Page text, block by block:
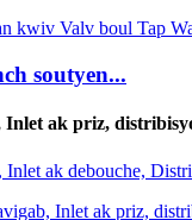
soutyen...
ak priz,